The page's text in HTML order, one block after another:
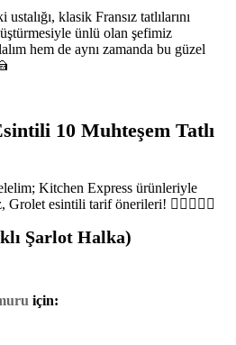
klasik Fransız tatlılarını
ünlü olan şefimiz
hem de aynı zamanda bu güzel
10 Muhteşem Tatlı
Kitchen Express ürünleriyle
Grolet esintili tarif önerileri! 👇🏻👨 🍳✨
Şarlot Halka)
için: